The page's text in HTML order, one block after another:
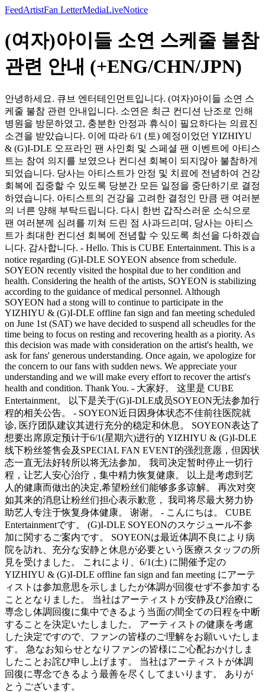
FeedArtistFan LetterMediaLiveNotice
(여자)아이들 소연 스케줄 불참
관련 안내 (+ENG/CHN/JPN)
안녕하세요. 큐브 엔터테인먼트입니다. (여자)아이들 소연 스
케줄 불참 관련 안내입니다. 소연은 최근 컨디션 난조로 인해
병원을 방문하였고, 충분한 안정과 휴식이 필요하다는 의료진
소견을 받았습니다. 이에 따라 6/1 (토) 예정이었던 YIZHIYU
& (G)I-DLE 오프라인 팬 사인회 및 스페셜 팬 이벤트에 아티스
트는 참여 의지를 보였으나 컨디션 회복이 되지않아 불참하게
되었습니다. 당사는 아티스트가 안정 및 치료에 전념하여 건강
회복에 집중할 수 있도록 당분간 모든 일정을 중단하기로 결정
하였습니다. 아티스트의 건강을 고려한 결정인 만큼 팬 여러분
의 너른 양해 부탁드립니다. 다시 한번 갑작스러운 소식으로
팬 여러분께 심려를 끼쳐 드린 점 사과드리며, 당사는 아티스
트가 최대한 컨디션 회복에 전념할 수 있도록 최선을 다하겠습
니다. 감사합니다. - Hello. This is CUBE Entertainment. This is a
notice regarding (G)I-DLE SOYEON absence from schedule.
SOYEON recently visited the hospital due to her condition and
health. Considering the health of the artists, SOYEON is stabilizing
according to the guidance of medical personnel. Although
SOYEON had a stong will to continue to participate in the
YIZHIYU & (G)I-DLE offline fan sign and fan meeting scheduled
on June 1st (SAT) we have decided to suspend all scheudles for the
time being to focus on resting and recovering health as a piority. As
this decision was made with consideration on the artist's health, we
ask for fans' generous understanding. Once again, we apologize for
the concern to our fans with sudden news. We appreciate your
understanding and we will make every effort to recover the artist's
health and condition. Thank You. - 大家好。 这里是 CUBE
Entertainment。 以下是关于(G)I-DLE成员SOYEON无法参加行
程的相关公告。 - SOYEON近日因身体状态不佳前往医院就
诊, 医疗团队建议其进行充分的稳定和休息。 SOYEON表达了
想要出席原定预计于6/1(星期六)进行的 YIZHIYU & (G)I-DLE
线下粉丝签售会及SPECIAL FAN EVENT的强烈意愿，但因状
态一直无法好转所以将无法参加。 我司决定暂时停止一切行
程，让艺人安心治疗，集中精力恢复健康。 以上是考虑到艺
人的健康而做出的决定,希望粉丝们能够多多谅解。 再次对突
如其来的消息让粉丝们担心表示歉意， 我司将尽最大努力协
助艺人专注于恢复身体健康。 谢谢。 - こんにちは。 CUBE
Entertainmentです。 (G)I-DLE SOYEONのスケジュール不参
加に関するご案内です。 SOYEONは最近体調不良により病
院を訪れ、充分な安静と休息が必要という医療スタッフの所
見を受けました。 これにより、6/1(土) に開催予定の
YIZHIYU & (G)I-DLE offline fan sign and fan meeting にアーテ
ィストは参加意思を示しましたが体調が回復せず不参加する
こととなりました。 当社はアーティストが安静及び治療に
専念し体調回復に集中できるよう当面の間全ての日程を中断
することを決定いたしました。 アーティストの健康を考慮
した決定ですので、ファンの皆様のご理解をお願いいたしま
す。 急なお知らせとなりファンの皆様にご心配おかけしま
したことお詫び申し上げます。 当社はアーティストが体調
回復に専念できるよう最善を尽くしてまいります。 ありが
とうございます。